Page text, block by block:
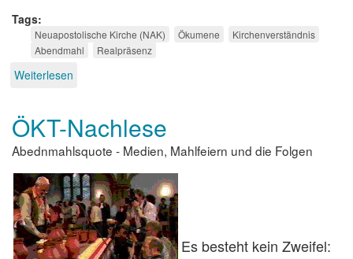
Tags
Neuapostolische Kirche (NAK) Ökumene
Kirchenverständnis
Abendmahl
Realpräsenz
Weiterlesen
ÖKT-Nachlese
Abednmahlsquote - Medien, Mahlfeiern und die Folgen
Es besteht kein Zweifel: